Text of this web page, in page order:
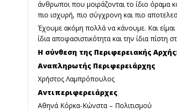
άνθρωποι που μοιράζονται το ίδιο όραμα
πιο ισχυρή, πιο σύγχρονη και πιο
Έχουμε ακόμη πολλά να κάνουμε. Και είμαι
ίδια αποφασιστικότητα και την ίδια πίστη
Η σύνθεση της Περιφερειακής
Αναπληρωτής Περιφερειάρχης
Χρήστος Λαμπρόπουλος
Αντιπεριφερειάρχες
Αθηνά Κόρκα-Κώνστα – Πολιτισμού